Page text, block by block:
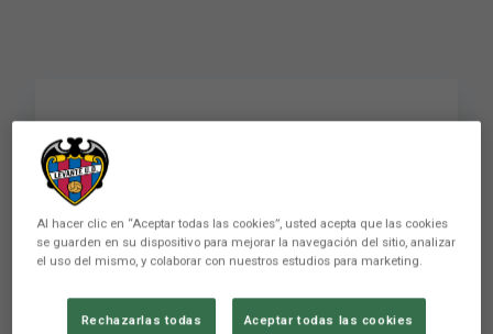
Helinho: "Con la fuerza
de todos saldremos de
esta situación"
Helinho: "Con la fuerza de todos saldremos de
esta situación"
Al hacer clic en “Aceptar todas las cookies”, usted acepta que las cookies
se guarden en su dispositivo para mejorar la navegación del sitio, analizar
el uso del mismo, y colaborar con nuestros estudios para marketing.
Rechazarlas todas Aceptar todas las cookies